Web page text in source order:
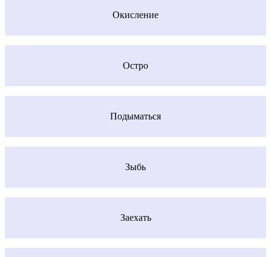
Окисление
Остро
Подыматься
Зыбь
Заехать